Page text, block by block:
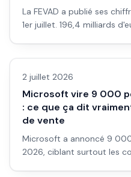
La FEVAD a publié ses
1er juillet. 196,4 milliards
Actualité
2 juillet 2026
Microsoft vire 9 000
: ce que ça dit
de vente
Microsoft a annoncé 9
2026, ciblant surtout les
Business IA